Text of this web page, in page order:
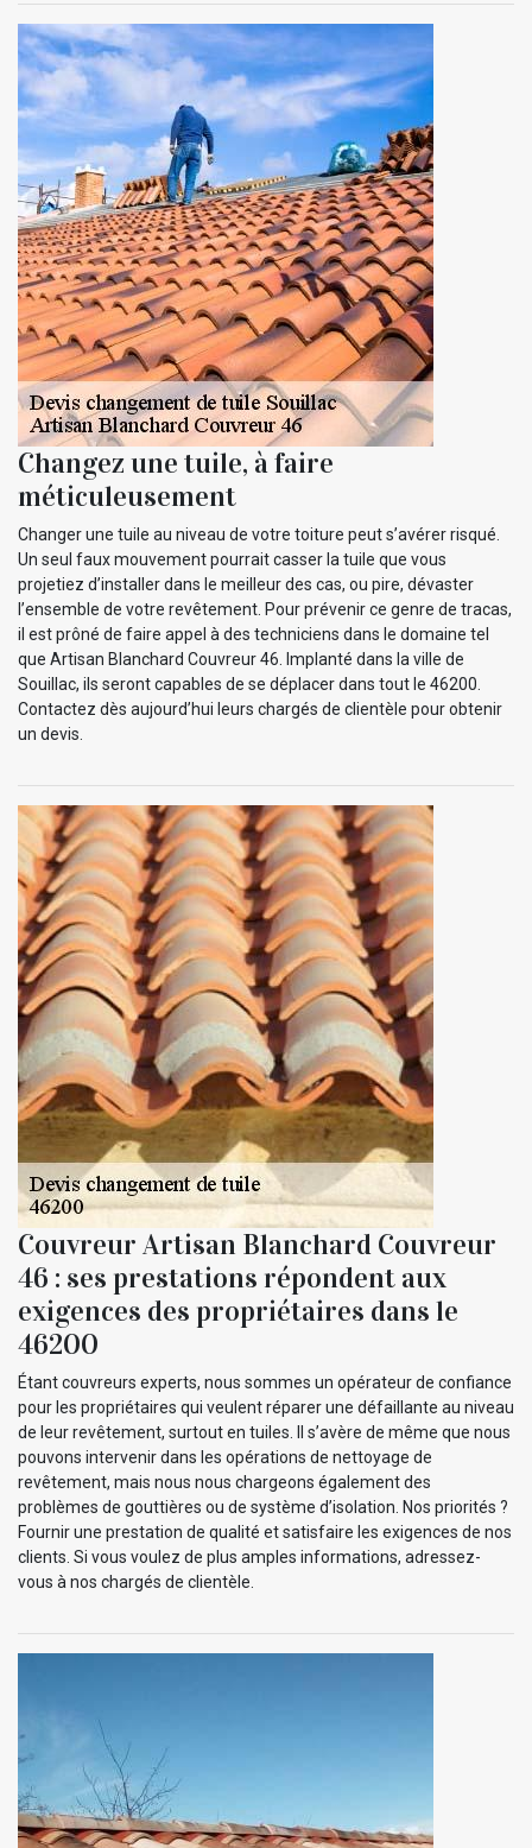
Changez une tuile, à faire
méticuleusement
Changer une tuile au niveau de votre toiture peut s’avérer risqué.
Un seul faux mouvement pourrait casser la tuile que vous
projetiez d’installer dans le meilleur des cas, ou pire, dévaster
l’ensemble de votre revêtement. Pour prévenir ce genre de tracas,
il est prôné de faire appel à des techniciens dans le domaine tel
que Artisan Blanchard Couvreur 46. Implanté dans la ville de
Souillac, ils seront capables de se déplacer dans tout le 46200.
Contactez dès aujourd’hui leurs chargés de clientèle pour obtenir
un devis.
Couvreur Artisan Blanchard Couvreur
46 : ses prestations répondent aux
exigences des propriétaires dans le
46200
Étant couvreurs experts, nous sommes un opérateur de confiance
pour les propriétaires qui veulent réparer une défaillante au niveau
de leur revêtement, surtout en tuiles. Il s’avère de même que nous
pouvons intervenir dans les opérations de nettoyage de
revêtement, mais nous nous chargeons également des
problèmes de gouttières ou de système d’isolation. Nos priorités ?
Fournir une prestation de qualité et satisfaire les exigences de nos
clients. Si vous voulez de plus amples informations, adressez-
vous à nos chargés de clientèle.